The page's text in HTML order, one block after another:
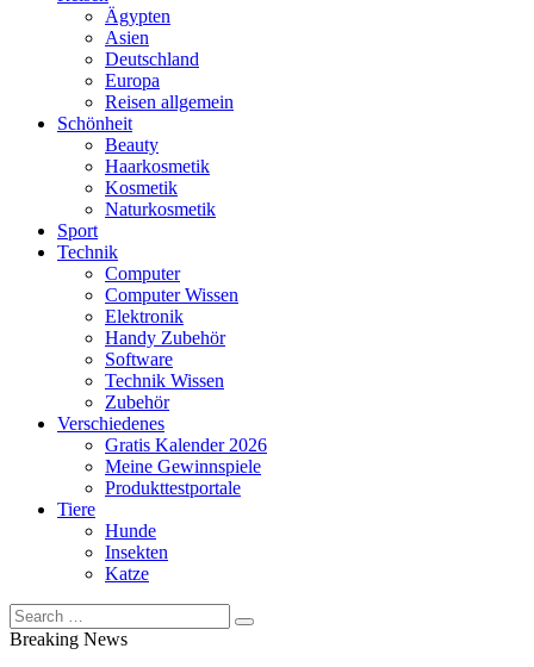
Ägypten
Asien
Deutschland
Europa
Reisen allgemein
Schönheit
Beauty
Haarkosmetik
Kosmetik
Naturkosmetik
Sport
Technik
Computer
Computer Wissen
Elektronik
Handy Zubehör
Software
Technik Wissen
Zubehör
Verschiedenes
Gratis Kalender 2026
Meine Gewinnspiele
Produkttestportale
Tiere
Hunde
Insekten
Katze
Breaking News